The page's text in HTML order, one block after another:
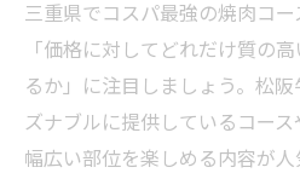
三重県でコスパ最強の焼肉コ
「価格に対してどれだけ質の
るか」に注目しましょう。松
ズナブルに提供しているコー
幅広い部位を楽しめる内容が人